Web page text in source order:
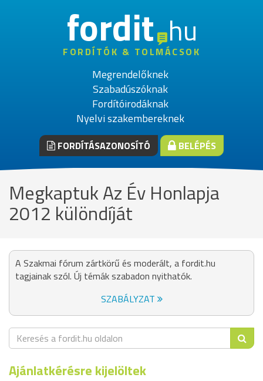
fordithu
FORDÍTÓK & TOLMÁCSOK
Megrendelőknek
Szabadúszóknak
Fordítóirodáknak
Nyelvi szakembereknek
FORDÍTÁSAZONOSÍTÓ BELÉPÉS
Megkaptuk Az Év Honlapja
2012 különdíját
A Szakmai fórum zártkörű és moderált, a fordit.hu
tagjainak szól. Új témák szabadon nyithatók.
SZABÁLYZAT
Ajánlatkérésre kijelöltek